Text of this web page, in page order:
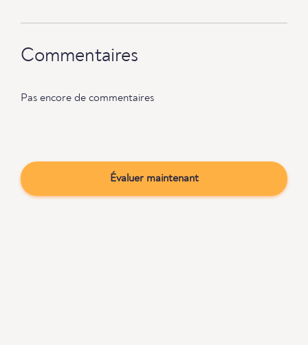
Commentaires
Pas encore de commentaires
Évaluer maintenant